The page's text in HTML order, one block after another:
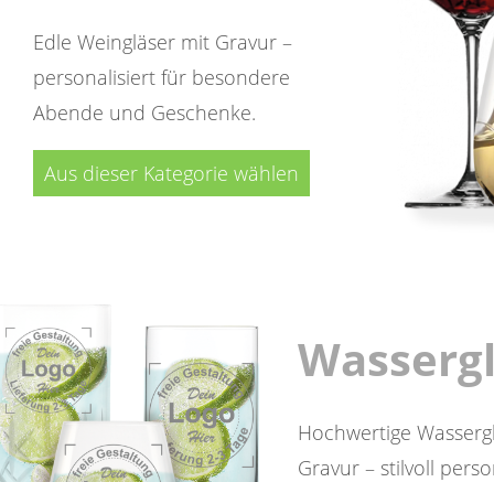
Edle Weingläser mit Gravur –
personalisiert für besondere
Abende und Geschenke.
Aus dieser Kategorie wählen
Hochwertige
Gravur – stilvoll